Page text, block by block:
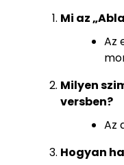
Mi az
Az
Milyen
versben?
Az
Hogyan